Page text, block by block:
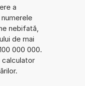
a
numerele
nebifată,
de mai
000 000.
calculator